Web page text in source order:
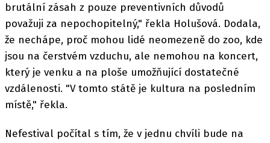
brutální zásah z pouze preventivních důvodů
považuji za nepochopitelný," řekla Holušová. Dodala,
že nechápe, proč mohou lidé neomezeně do zoo, kde
jsou na čerstvém vzduchu, ale nemohou na koncert,
který je venku a na ploše umožňující dostatečné
vzdálenosti. "V tomto státě je kultura na posledním
místě," řekla.
Nefestival počítal s tím, že v jednu chvíli bude na